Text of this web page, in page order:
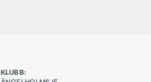
KLUBB: